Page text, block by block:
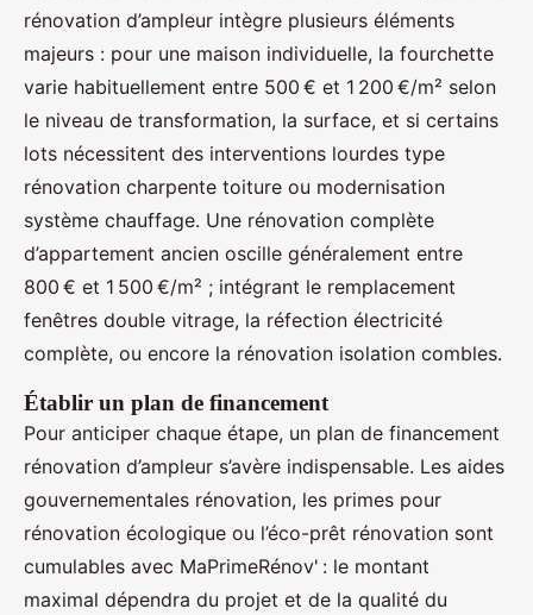
rénovation d’ampleur intègre plusieurs éléments
majeurs : pour une maison individuelle, la fourchette
varie habituellement entre 500 € et 1 200 €/m² selon
le niveau de transformation, la surface, et si certains
lots nécessitent des interventions lourdes type
rénovation charpente toiture ou modernisation
système chauffage. Une rénovation complète
d’appartement ancien oscille généralement entre
800 € et 1 500 €/m² ; intégrant le remplacement
fenêtres double vitrage, la réfection électricité
complète, ou encore la rénovation isolation combles.
Établir un plan de financement
Pour anticiper chaque étape, un plan de financement
rénovation d’ampleur s’avère indispensable. Les aides
gouvernementales rénovation, les primes pour
rénovation écologique ou l’éco-prêt rénovation sont
cumulables avec MaPrimeRénov' : le montant
maximal dépendra du projet et de la qualité du